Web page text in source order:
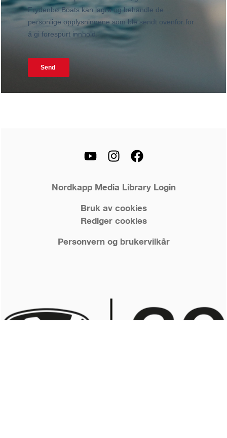
Nordkapp Media Library Login
Bruk av cookies
Rediger cookies
Personvern og brukervilkår